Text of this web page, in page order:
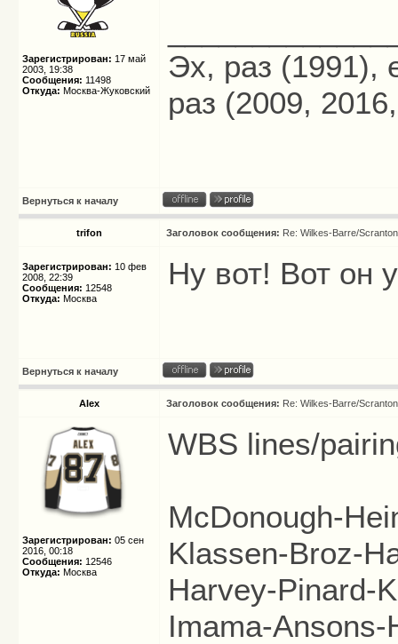
Зарегистрирован: 17 май
2003, 19:38
Сообщения: 11498
Откуда: Москва-Жуковский
Эх, раз (1991),
раз (2009,
Вернуться к началу
trifon Заголовок сообщения: Re: Wilkes-Barre/
Зарегистрирован: 10 фев
2008, 22:39
Сообщения: 12548
Откуда: Москва
Ну вот! Вот он
Вернуться к началу
Alex Заголовок сообщения: Re: Wilkes-Barre/
Зарегистрирован: 05 сен
2016, 00:18
Сообщения: 12546
Откуда: Москва
WBS lines/
McDonough-
Klassen-Broz-
Harvey-Pinard-
Imama-Ansons-